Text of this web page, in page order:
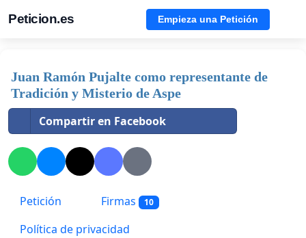
Peticion.es Empieza una Petición
Juan Ramón Pujalte como representante de
Tradición y Misterio de Aspe
Compartir en Facebook
Petición Firmas 10
Política de privacidad